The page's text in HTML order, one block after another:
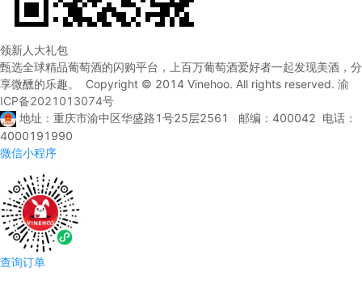
领新人大礼包
甄选全球精品葡萄酒的闪购平台，上百万葡萄酒爱好者一起发现美酒，分
享微醺的乐趣。 Copyright © 2014 Vinehoo. All rights reserved. 渝
ICP备2021013074号
地址：重庆市渝中区华盛路1号25层2561 邮编：400042 电话：
4000191990
微信小程序
查询订单